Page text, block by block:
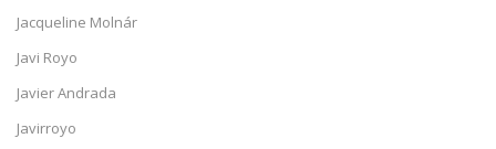
Jacqueline Molnár
Javi Royo
Javier Andrada
Javirroyo